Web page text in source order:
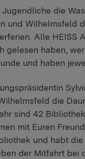
die
und Wilhelmsfeld
Alle HEISS
gelesen haben,
und haben
die
sind 42
mit Euren
und habt
der Mitfahrt bei